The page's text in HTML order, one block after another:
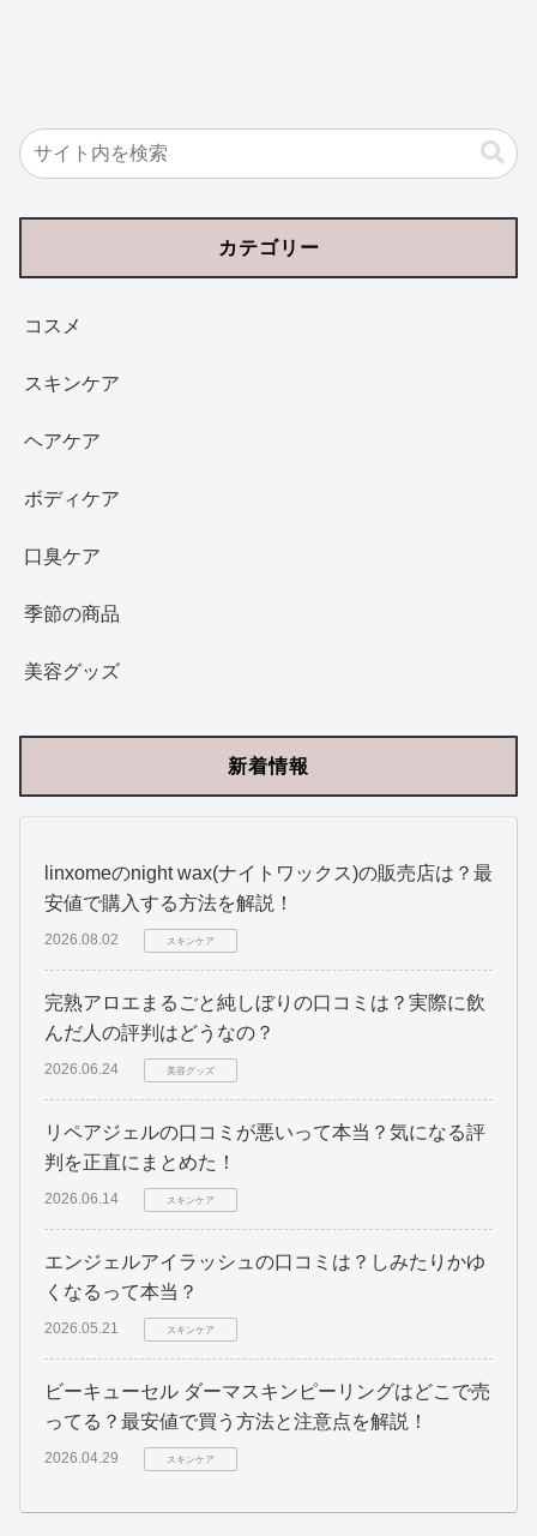
カテゴリー
コスメ
スキンケア
ヘアケア
ボディケア
口臭ケア
季節の商品
美容グッズ
新着情報
linxomeのnight wax(ナイトワックス)の販売店は？最
安値で購入する方法を解説！
2026.08.02 スキンケア
完熟アロエまるごと純しぼりの口コミは？実際に飲
んだ人の評判はどうなの？
2026.06.24 美容グッズ
リペアジェルの口コミが悪いって本当？気になる評
判を正直にまとめた！
2026.06.14 スキンケア
エンジェルアイラッシュの口コミは？しみたりかゆ
くなるって本当？
2026.05.21 スキンケア
ビーキューセル ダーマスキンピーリングはどこで売
ってる？最安値で買う方法と注意点を解説！
2026.04.29 スキンケア